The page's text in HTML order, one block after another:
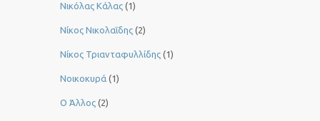
Νικόλας Κάλας (1)
Νίκος Νικολαΐδης (2)
Νίκος Τριανταφυλλίδης (1)
Νοικοκυρά (1)
Ο Άλλος (2)